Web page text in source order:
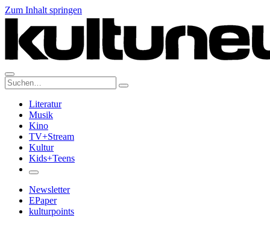
Zum Inhalt springen
Suche:
Literatur
Musik
Kino
TV+Stream
Kultur
Kids+Teens
Newsletter
EPaper
kulturpoints